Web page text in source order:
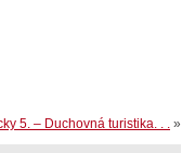
5. – Duchovná turistika. . . »